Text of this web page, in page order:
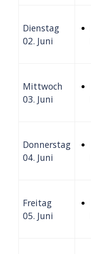
Dienstag
02. Juni
Mittwoch
03. Juni
Donnerstag
04. Juni
Freitag
05. Juni